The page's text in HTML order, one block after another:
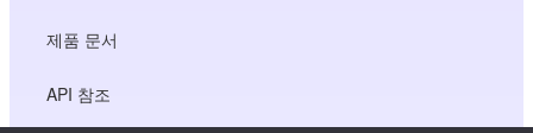
제품 문서
API 참조